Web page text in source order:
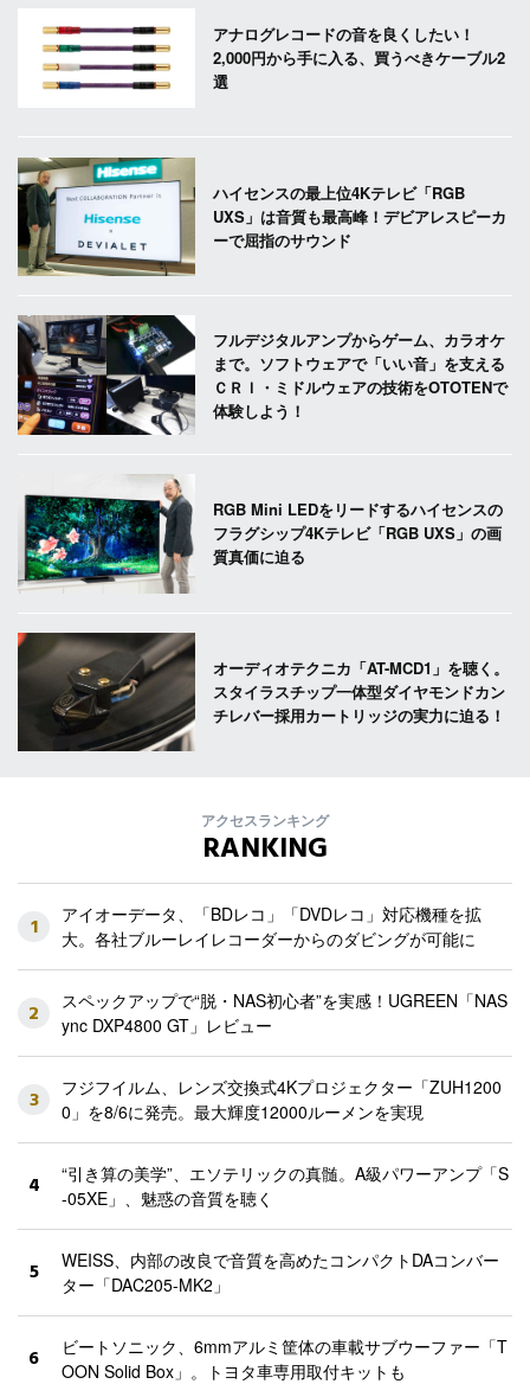
アナログレコードの音を良くしたい！
2,000円から手に入る、買うべきケーブル2
選
ハイセンスの最上位4Kテレビ「RGB
UXS」は音質も最高峰！デビアレスピーカ
ーで屈指のサウンド
フルデジタルアンプからゲーム、カラオケ
まで。ソフトウェアで「いい音」を支える
ＣＲＩ・ミドルウェアの技術をOTOTENで
体験しよう！
RGB Mini LEDをリードするハイセンスの
フラグシップ4Kテレビ「RGB UXS」の画
質真価に迫る
オーディオテクニカ「AT-MCD1」を聴く。
スタイラスチップ一体型ダイヤモンドカン
チレバー採用カートリッジの実力に迫る！
アクセスランキング
RANKING
1
アイオーデータ、「BDレコ」「DVDレコ」対応機種を拡
大。各社ブルーレイレコーダーからのダビングが可能に
2
スペックアップで“脱・NAS初心者”を実感！UGREEN「NAS
ync DXP4800 GT」レビュー
3
フジフイルム、レンズ交換式4Kプロジェクター「ZUH1200
0」を8/6に発売。最大輝度12000ルーメンを実現
4
“引き算の美学”、エソテリックの真髄。A級パワーアンプ「S
-05XE」、魅惑の音質を聴く
5
WEISS、内部の改良で音質を高めたコンパクトDAコンバー
ター「DAC205-MK2」
6
ビートソニック、6mmアルミ筐体の車載サブウーファー「T
OON Solid Box」。トヨタ車専用取付キットも